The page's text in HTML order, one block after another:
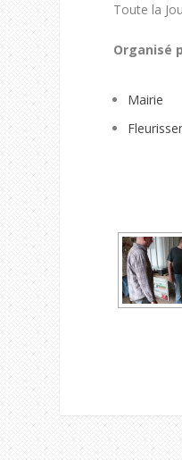
Toute la
Organisé
Mairie